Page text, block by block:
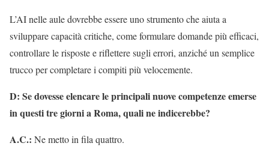
L’AI nelle aule dovrebbe essere uno strumento che aiuta a
sviluppare capacità critiche, come formulare domande più efficaci,
controllare le risposte e riflettere sugli errori, anziché un semplice
trucco per completare i compiti più velocemente.
D: Se dovesse elencare le principali nuove competenze emerse
in questi tre giorni a Roma, quali ne indicerebbe?
A.C.: Ne metto in fila quattro.